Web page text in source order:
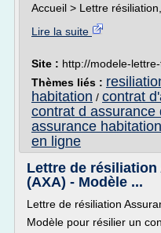
Accueil > Lettre
Lire la suite
Site : http://modele-
Thèmes liés :
habitation / contrat
contrat d assurance
assurance habitation
en ligne
Lettre de
(AXA) - Modèle ...
Lettre de résiliation
Modèle pour résilier un